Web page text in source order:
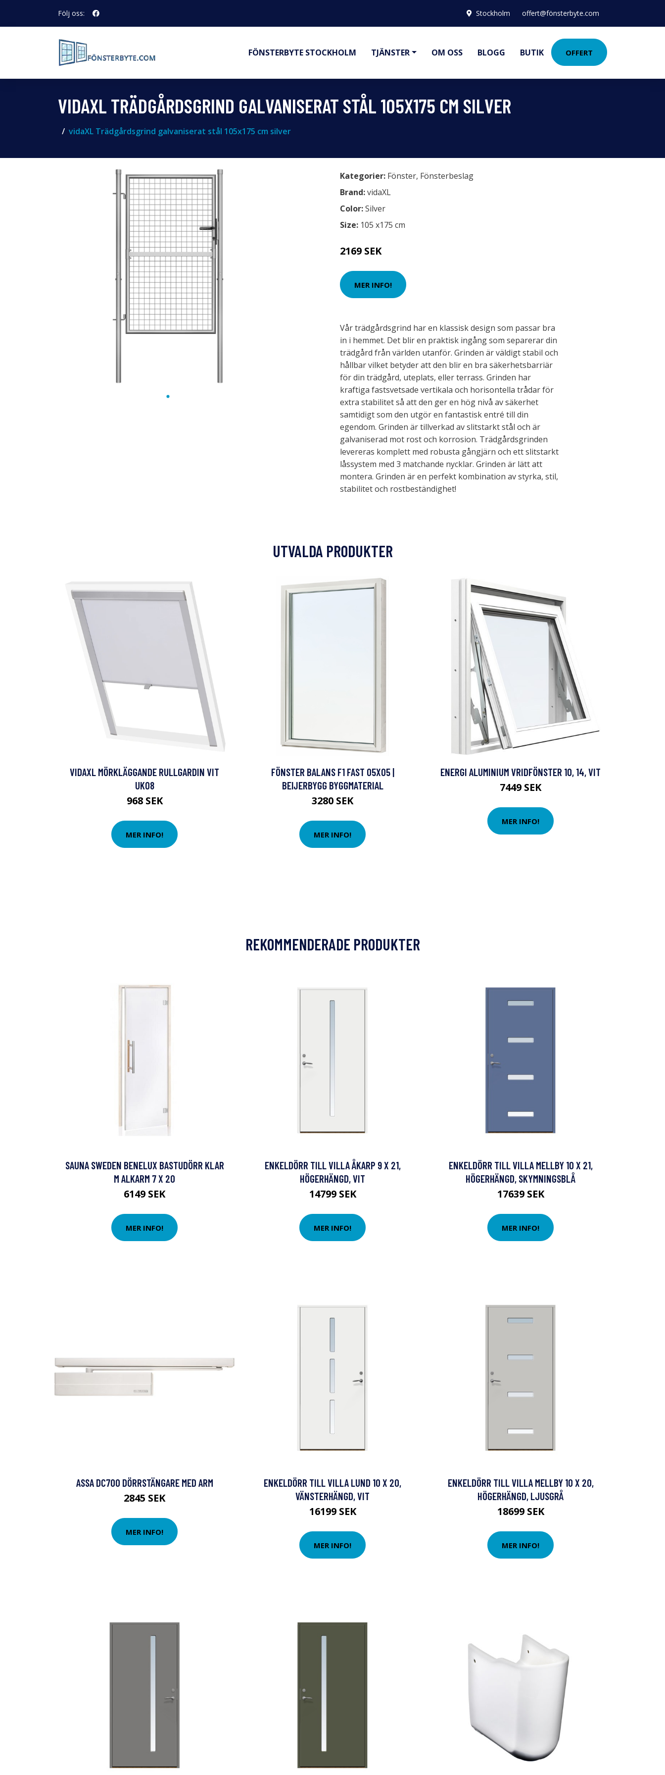
Följ oss: Stockholm offert@fönsterbyte.com
FÖNSTERBYTE STOCKHOLM TJÄNSTER OM OSS BLOGG BUTIK OFFERT
VIDAXL TRÄDGÅRDSGRIND GALVANISERAT STÅL 105X175 CM SILVER
vidaXL Trädgårdsgrind galvaniserat stål 105x175 cm silver
Kategorier: Fönster, Fönsterbeslag
Brand:vidaXL
Color:Silver
Size: 105 x175 cm
2169 SEK
MER INFO!
Vår trädgårdsgrind har en klassisk design som passar bra
in i hemmet. Det blir en praktisk ingång som separerar din
trädgård från världen utanför. Grinden är väldigt stabil och
hållbar vilket betyder att den blir en bra säkerhetsbarriär
för din trädgård, uteplats, eller terrass. Grinden har
kraftiga fastsvetsade vertikala och horisontella trådar för
extra stabilitet så att den ger en hög nivå av säkerhet
samtidigt som den utgör en fantastisk entré till din
egendom. Grinden är tillverkad av slitstarkt stål och är
galvaniserad mot rost och korrosion. Trädgårdsgrinden
levereras komplett med robusta gångjärn och ett slitstarkt
låssystem med 3 matchande nycklar. Grinden är lätt att
montera. Grinden är en perfekt kombination av styrka, stil,
stabilitet och rostbeständighet!
UTVALDA PRODUKTER
VIDAXL MÖRKLÄGGANDE RULLGARDIN VIT
UK08
968 SEK
MER INFO!
FÖNSTER BALANS F1 FAST 05X05 |
BEIJERBYGG BYGGMATERIAL
3280 SEK
MER INFO!
ENERGI ALUMINIUM VRIDFÖNSTER 10, 14, VIT
7449 SEK
MER INFO!
REKOMMENDERADE PRODUKTER
SAUNA SWEDEN BENELUX BASTUDÖRR KLAR
M ALKARM 7 X 20
6149 SEK
MER INFO!
ENKELDÖRR TILL VILLA ÅKARP 9 X 21,
HÖGERHÄNGD, VIT
14799 SEK
MER INFO!
ENKELDÖRR TILL VILLA MELLBY 10 X 21,
HÖGERHÄNGD, SKYMNINGSBLÅ
17639 SEK
MER INFO!
ASSA DC700 DÖRRSTÄNGARE MED ARM
2845 SEK
MER INFO!
ENKELDÖRR TILL VILLA LUND 10 X 20,
VÄNSTERHÄNGD, VIT
16199 SEK
MER INFO!
ENKELDÖRR TILL VILLA MELLBY 10 X 20,
HÖGERHÄNGD, LJUSGRÅ
18699 SEK
MER INFO!